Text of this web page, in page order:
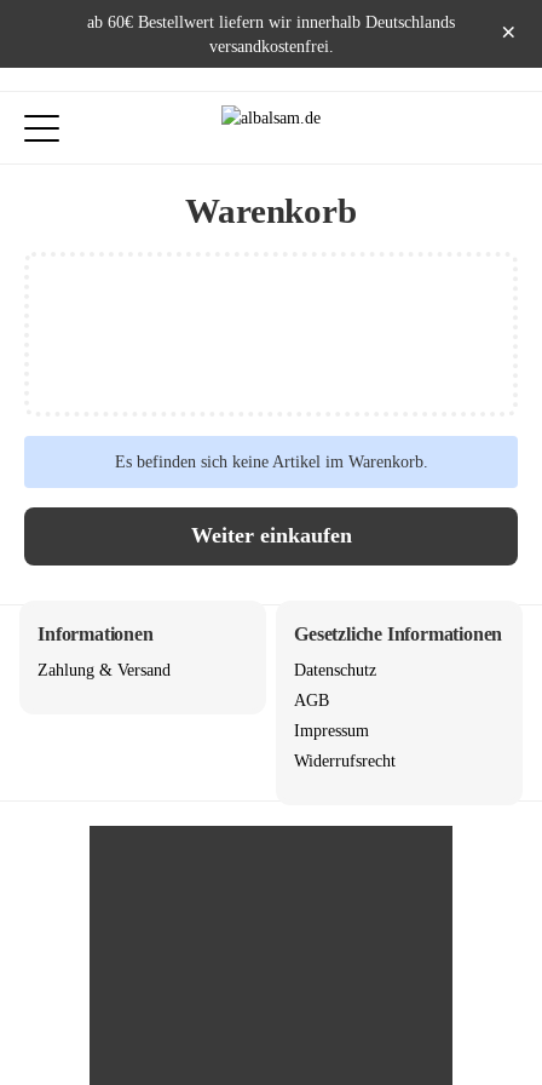
ab 60€ Bestellwert liefern wir innerhalb Deutschlands
versandkostenfrei.
×
Warenkorb
Es befinden sich keine Artikel im Warenkorb.
Weiter einkaufen
Informationen
Zahlung & Versand
Gesetzliche Informationen
Datenschutz
AGB
Impressum
Widerrufsrecht